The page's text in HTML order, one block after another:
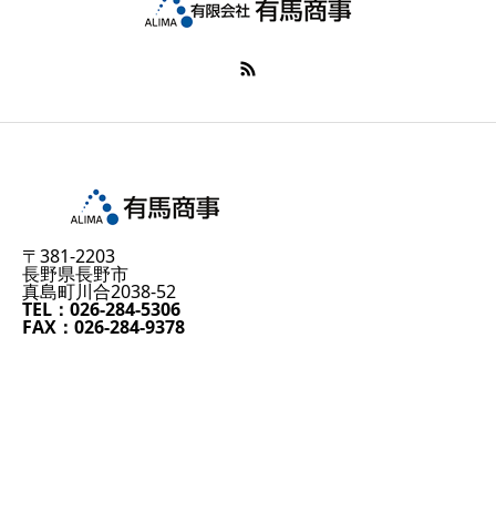
〒381-2203
長野県長野市
真島町川合2038-52
TEL：026-284-5306
FAX：026-284-9378